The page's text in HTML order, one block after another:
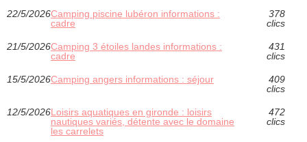
22/5/2026Camping piscine lubéron informations :
cadre
378
clics
21/5/2026Camping 3 étoiles landes informations :
cadre
431
clics
15/5/2026Camping angers informations : séjour
409
clics
12/5/2026Loisirs aquatiques en gironde : loisirs
nautiques variés, détente avec le domaine
les carrelets
472
clics